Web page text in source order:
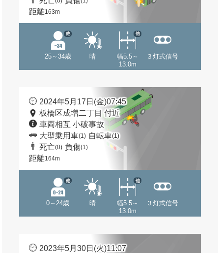
距離163m
25～34歳
他
晴
幅5.5～
13.0m
他
３灯式信号
2024年5月17日(金)07:45
板橋区成増二丁目 付近
車両相互 小破事故
大型乗用車(1) 自転車(1)
死亡(0) 負傷(1)
距離164m
0～24歳
他
晴
幅5.5～
13.0m
他
３灯式信号
2023年5月30日(火)11:07